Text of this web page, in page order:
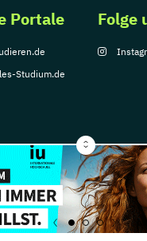
Portale
Studium.de
Folge
Media GmbH
Datenschutzerklärung